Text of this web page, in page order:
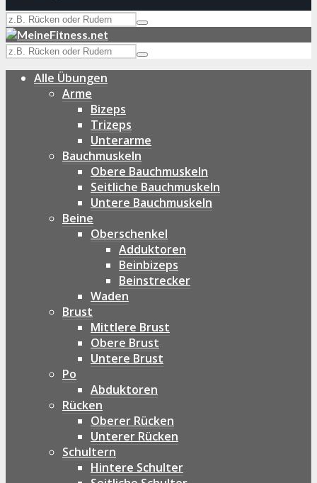
Alle Übungen
Arme
Bizeps
Trizeps
Unterarme
Bauchmuskeln
Obere Bauchmuskeln
Seitliche Bauchmuskeln
Untere Bauchmuskeln
Beine
Oberschenkel
Adduktoren
Beinbizeps
Beinstrecker
Waden
Brust
Mittlere Brust
Obere Brust
Untere Brust
Po
Abduktoren
Rücken
Oberer Rücken
Unterer Rücken
Schultern
Hintere Schulter